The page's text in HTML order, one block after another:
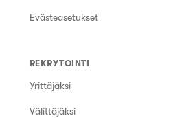
Evästeasetukset
REKRYTOINTI
Yrittäjäksi
Välittäjäksi